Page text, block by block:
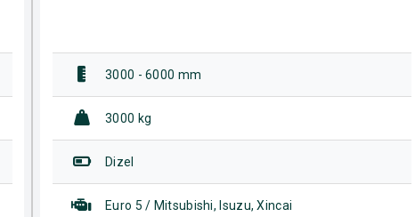
3000 - 6000 mm
3000 kg
Dizel
Euro 5 / Mitsubishi, Isuzu, Xincai